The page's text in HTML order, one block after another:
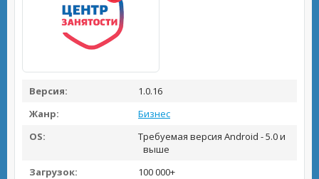
Версия:
1.0.16
Жанр:
Бизнес
OS:
Требуемая версия Android - 5.0 и
выше
Загрузок:
100 000+